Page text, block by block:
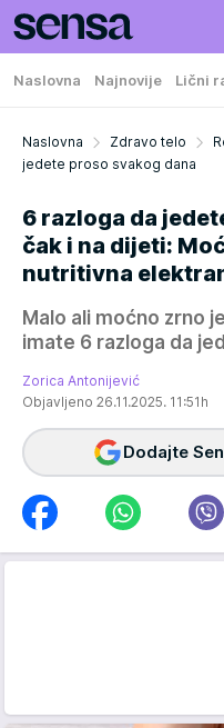
Naslovna Najnovije Lični
Naslovna Zdravo telo
jedete proso svakog dana
6 razloga da
čak i na dijeti:
nutritivna
Malo ali moćno zrno
imate 6 razloga da
Zorica Antonijević
Objavljeno 26.11.2025. 11:51h
Dodajte